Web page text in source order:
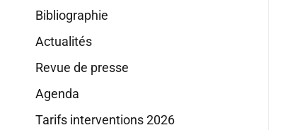
Bibliographie
Actualités
Revue de presse
Agenda
Tarifs interventions 2026